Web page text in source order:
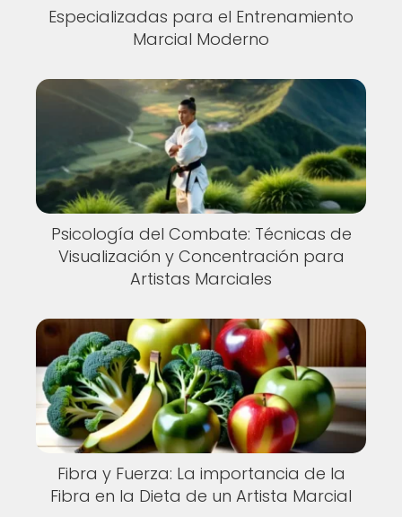
Especializadas para el Entrenamiento
Marcial Moderno
Psicología del Combate: Técnicas de
Visualización y Concentración para
Artistas Marciales
Fibra y Fuerza: La importancia de la
Fibra en la Dieta de un Artista Marcial